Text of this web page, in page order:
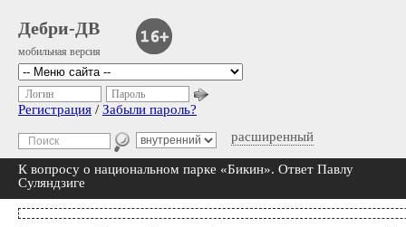
Дебри-ДВ
мобильная версия
расширенный
Логин Пароль
Регистрация / Забыли пароль?
К вопросу о национальном парке «Бикин». Ответ Павлу
Суляндзиге